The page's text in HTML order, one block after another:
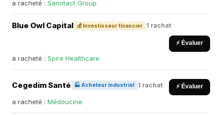
a racheté : Sanotact Group
Blue Owl Capital 💰 Investisseur financier 1 rachat
⚡ Évaluer
a racheté : Spire Healthcare
Cegedim Santé 🏭 Acheteur industriel 1 rachat ⚡ Évaluer
a racheté : Médoucine